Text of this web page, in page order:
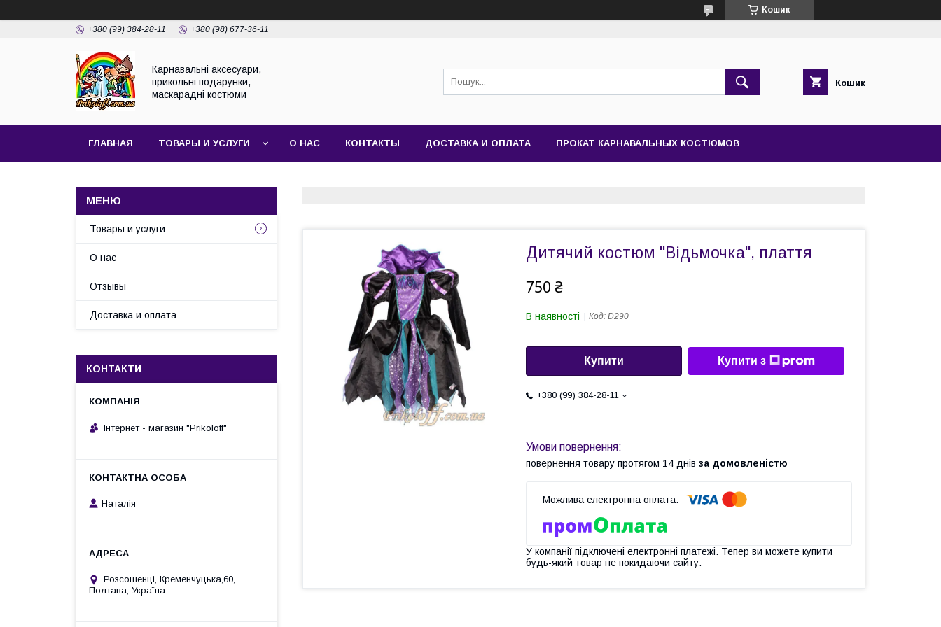
Кошик
+380 (99) 384-28-11 +380 (98) 677-36-11
Карнавальні аксесуари,
прикольні подарунки,
маскарадні костюми
Кошик
ГЛАВНАЯ ТОВАРЫ И УСЛУГИ О НАС КОНТАКТЫ ДОСТАВКА И ОПЛАТА ПРОКАТ КАРНАВАЛЬНЫХ КОСТЮМОВ
Дитячий костюм "Відьмочка", плаття
750 ₴
В наявності Код: D290
Купити Купити з
+380 (99) 384-28-11
повернення товару протягом 14 днів за домовленістю
У компанії підключені електронні платежі. Тепер ви можете купити
будь-який товар не покидаючи сайту.
Товары и услуги
О нас
Отзывы
Доставка и оплата
КОНТАКТИ
Інтернет - магазин "Prikoloff"
Наталія
Розсошенці, Кременчуцька,60,
Полтава, Україна